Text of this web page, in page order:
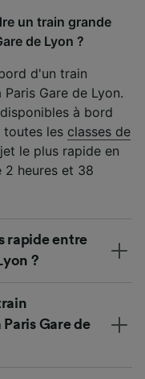
un train grande
de Lyon ?
d'un train
Gare de Lyon.
à bord
toutes les classes de
le plus rapide en
2 heures et 38
rapide entre
?
Gare de